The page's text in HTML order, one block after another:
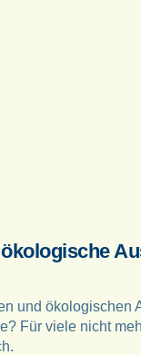
und ökologischen
Für viele nicht